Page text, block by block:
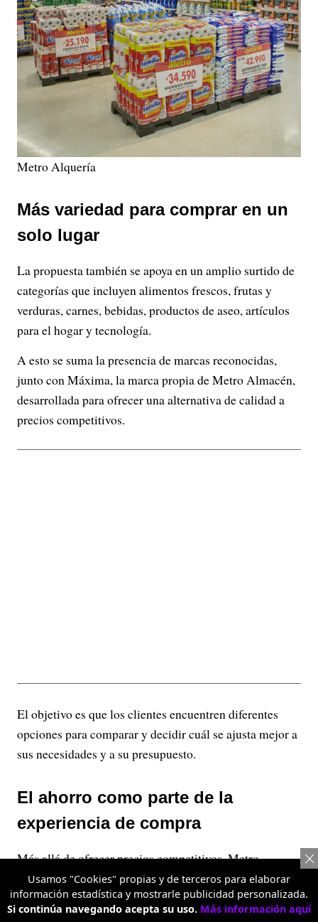
Metro Alquería
Más variedad para comprar en un
solo lugar
La propuesta también se apoya en un amplio surtido de
categorías que incluyen alimentos frescos, frutas y
verduras, carnes, bebidas, productos de aseo, artículos
para el hogar y tecnología.
A esto se suma la presencia de marcas reconocidas,
junto con Máxima, la marca propia de Metro Almacén,
desarrollada para ofrecer una alternativa de calidad a
precios competitivos.
El objetivo es que los clientes encuentren diferentes
opciones para comparar y decidir cuál se ajusta mejor a
sus necesidades y a su presupuesto.
El ahorro como parte de la
experiencia de compra
Más allá de ofrecer precios competitivos, Metro
Almacén busca que el ahorro haga parte de la
experiencia de compra. Por eso, su modelo combina
variedad, diferentes presentaciones de producto y
Usamos "Cookies" propias y de terceros para elaborar
información estadística y mostrarle publicidad personalizada.
Si continúa navegando acepta su uso. Más información aquí